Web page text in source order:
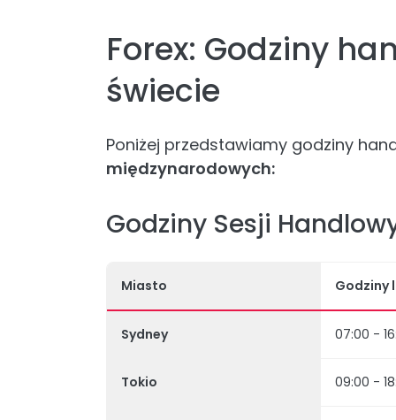
Forex: Godziny
świecie
Poniżej przedstawiamy godziny
międzynarodowych:
Godziny Sesji
Miasto Godziny
Sydney 07:00 -
Tokio 09:00 -